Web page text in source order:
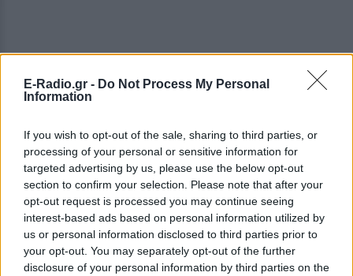
E-Radio.gr - Do Not Process My Personal
Information
If you wish to opt-out of the sale, sharing to third parties, or
processing of your personal or sensitive information for
targeted advertising by us, please use the below opt-out
section to confirm your selection. Please note that after your
opt-out request is processed you may continue seeing
interest-based ads based on personal information utilized by
us or personal information disclosed to third parties prior to
your opt-out. You may separately opt-out of the further
disclosure of your personal information by third parties on the
ΔΕΙΤΕ ΕΠΙΣΗΣ
ΣΤΗΝ ΙΔΙΑ ΚΑΤΗΓΟΡΙΑ
Χρήστος Δάντης: «Συνάδελφοι
προσπαθούν να ξεχάσουν ότι
έγραψα το """"My Number
One""""»
ΣΉΜΕΡΑ
Ο συνθέτης μίλησε ανοιχτά για την
αχαριστία που βιώνει στον χώρο της